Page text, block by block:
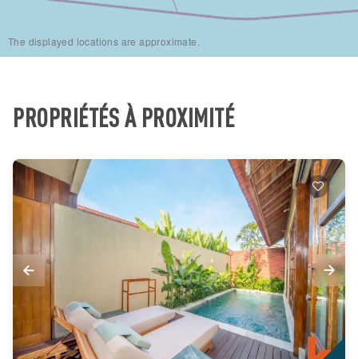
The displayed locations are approximate.
PROPRIÉTÉS À PROXIMITÉ